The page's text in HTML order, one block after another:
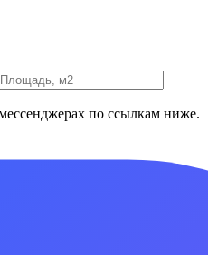
по ссылкам ниже.